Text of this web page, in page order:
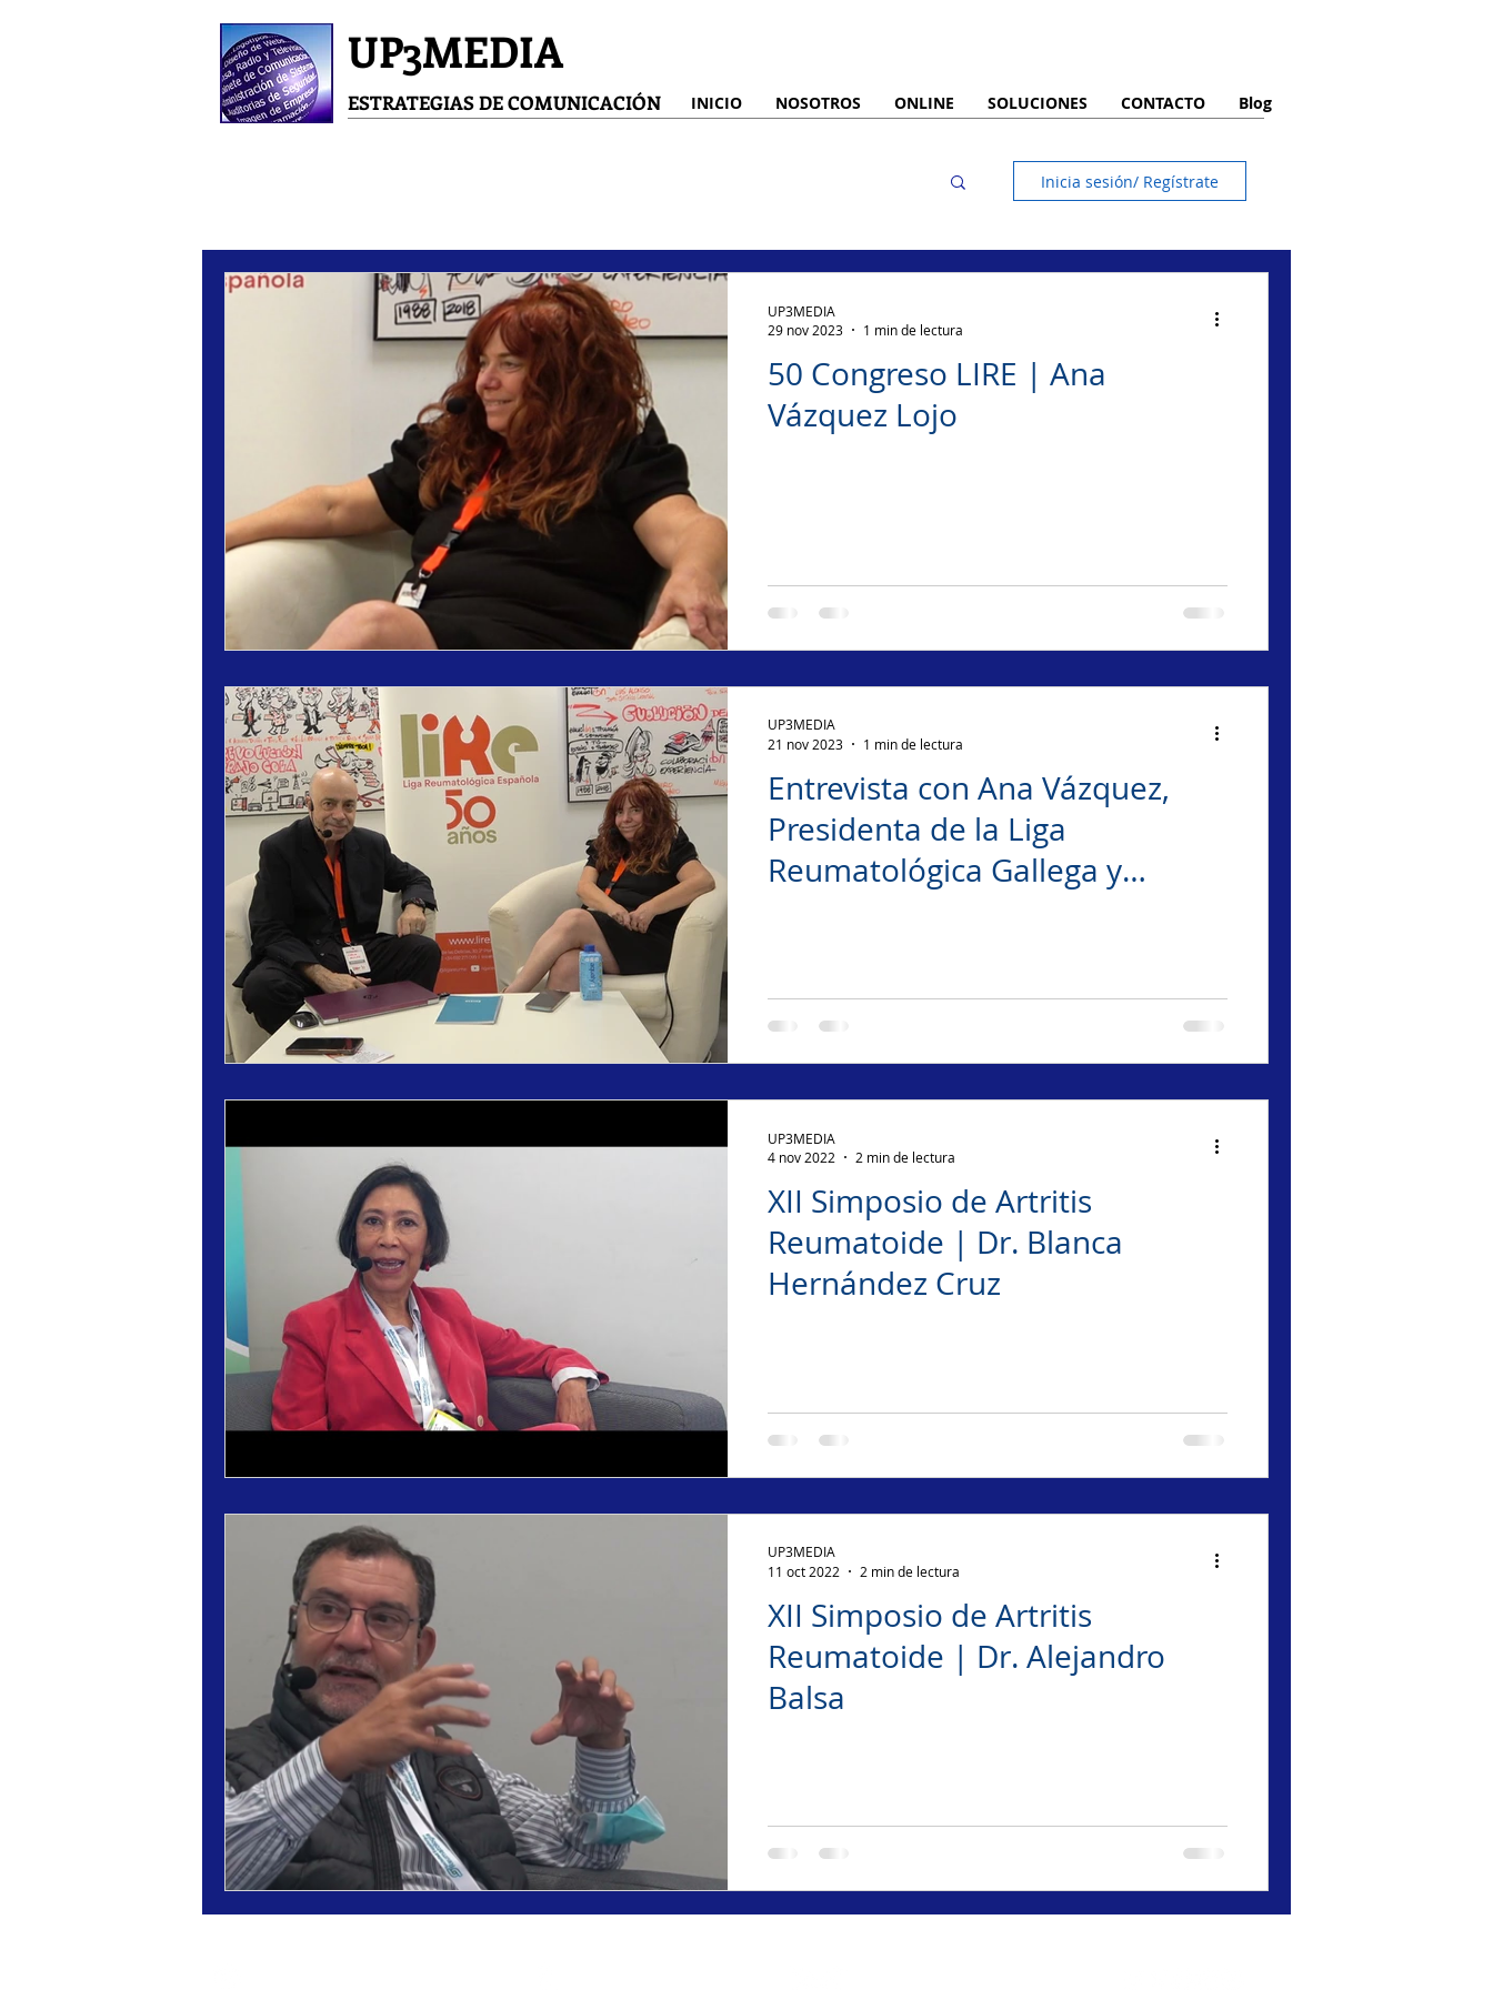
UP3MEDIA
ESTRATEGIAS DE COMUNICACIÓN INICIO NOSOTROS ONLINE SOLUCIONES CONTACTO Blog
Inicia sesión/ Regístrate
50 Congreso LIRE | Ana
Vázquez Lojo
UP3MEDIA
29 nov 2023
1 min de lectura
Entrevista con Ana Vázquez,
Presidenta de la Liga
Reumatológica Gallega y
UP3MEDIA
21 nov 2023
1 min de lectura
XII Simposio de Artritis
Reumatoide | Dr. Blanca
Hernández Cruz
UP3MEDIA
4 nov 2022
2 min de lectura
XII Simposio de Artritis
Reumatoide | Dr. Alejandro
Balsa
UP3MEDIA
11 oct 2022
2 min de lectura